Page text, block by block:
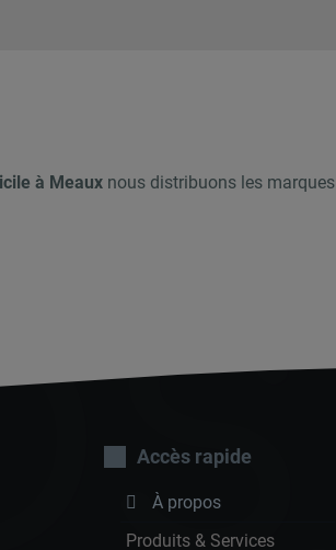
à Meauxnous distribuons les
Accès rapide
À propos
Produits & Services